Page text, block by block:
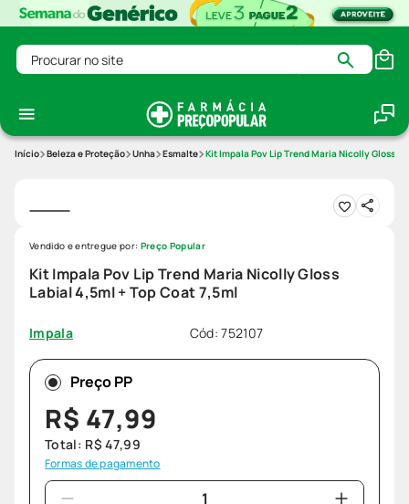
Procurar no site
Beleza e Proteção Unha Esmalte Kit Impala Pov Lip Trend Maria Nicolly Gloss
Kit Impala Pov Lip Trend Maria Nicolly Gloss
Labial 4,5ml + Top Coat 7,5ml
Impala Cód:752107
Vendido e entregue por: Preço Popular
Preço PP
R$ 47,99
Total: R$ 47,99
Formas de pagamento